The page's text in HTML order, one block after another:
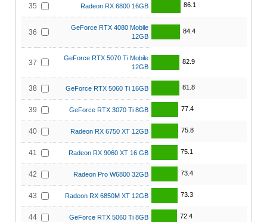
35 Radeon RX 6800 16GB 86.1
36
GeForce RTX 4080 Mobile
12GB
84.4
37
GeForce RTX 5070 Ti Mobile
12GB
82.9
38 GeForce RTX 5060 Ti 16GB 81.8
39 GeForce RTX 3070 Ti 8GB 77.4
40 Radeon RX 6750 XT 12GB 75.8
41 Radeon RX 9060 XT 16 GB 75.1
42 Radeon Pro W6800 32GB 73.4
43 Radeon RX 6850M XT 12GB 73.3
44 GeForce RTX 5060 Ti 8GB 72.4